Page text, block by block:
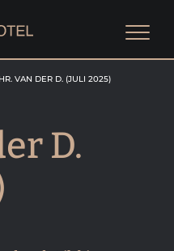
VAN DER D. (JULI 2025)
D.